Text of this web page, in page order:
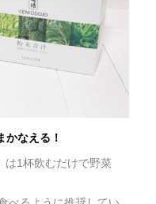
なえる！
は1杯飲むだけで野菜